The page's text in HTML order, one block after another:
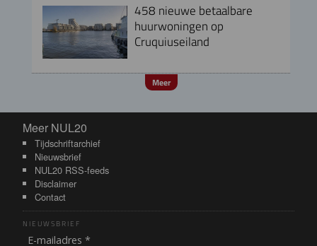
458 nieuwe betaalbare
huurwoningen op
Cruquiuseiland
Meer
Meer NUL20
Meer NUL20
Tijdschriftarchief
Nieuwsbrief
NUL20 RSS-feeds
Disclaimer
Contact
NIEUWSBRIEF
E-mailadres *